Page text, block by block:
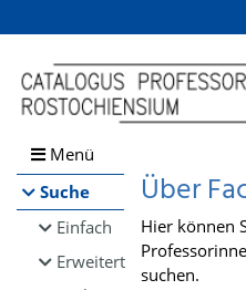
Browsen
direkt zum Inhalt
Menü
Suche
Einfach
Erweitert
Über
Hier können
suchen.